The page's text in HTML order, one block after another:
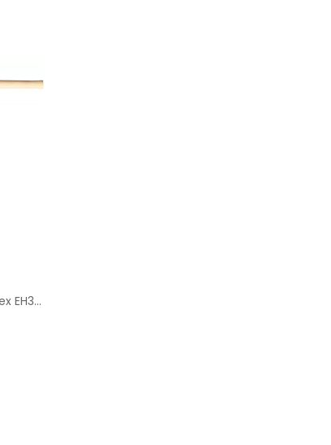
Młotek Długi Halder Simplex EH3007 140 mm (superplastik)